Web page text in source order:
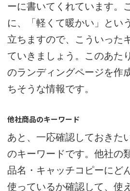
ーに書いてくれています。
に、「軽くて暖かい」とい
立ちますので、こういった
ていきましょう。このあた
のランディングページを作
ちそうな情報です。
他社商品のキーワード
あと、一応確認しておきた
のキーワードです。他社の
品名・キャッチコピーにど
使っているか確認して、使